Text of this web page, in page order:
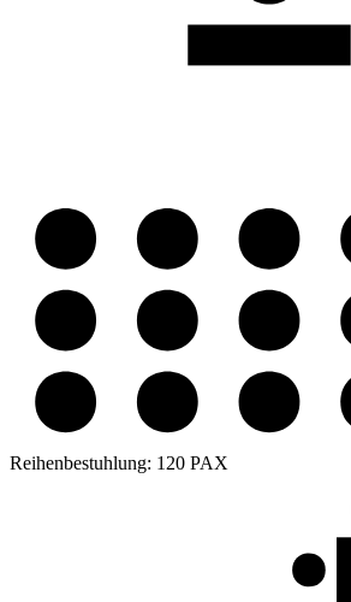
Reihenbestuhlung: 120 PAX